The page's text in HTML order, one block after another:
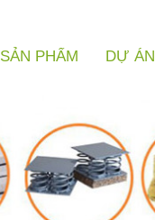
SẢN PHẨM DỰ ÁN